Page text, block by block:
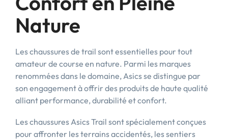
Nature
Les chaussures de trail sont essentielles pour tout
amateur de course en nature. Parmi les marques
renommées dans le domaine, Asics se distingue par
son engagement à offrir des produits de haute qualité
alliant performance, durabilité et confort.
Les chaussures Asics Trail sont spécialement conçues
pour affronter les terrains accidentés, les sentiers